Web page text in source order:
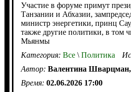
Участие в форуме примут
Танзании и Абхазии,
министр энергетики, принц
также другие политики, в том
Мьянмы
Категория: Все\Политика
Автор: Валентина
Время: 02.06.2026 17:00